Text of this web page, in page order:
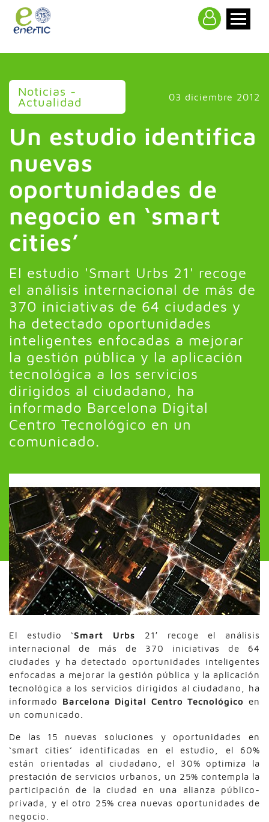
Noticias -
Actualidad 03 diciembre 2012
Un estudio identifica
nuevas
oportunidades de
negocio en ‘smart
cities’
El estudio 'Smart Urbs 21' recoge
el análisis internacional de más de
370 iniciativas de 64 ciudades y
ha detectado oportunidades
inteligentes enfocadas a mejorar
la gestión pública y la aplicación
tecnológica a los servicios
dirigidos al ciudadano, ha
informado Barcelona Digital
Centro Tecnológico en un
comunicado.
El estudio ‘Smart Urbs 21′ recoge el análisis
internacional de más de 370 iniciativas de 64
ciudades y ha detectado oportunidades inteligentes
enfocadas a mejorar la gestión pública y la aplicación
tecnológica a los servicios dirigidos al ciudadano, ha
informado
Barcelona Digital Centro Tecnológico en
un comunicado.
De las 15 nuevas soluciones y oportunidades en
‘smart cities’ identificadas en el estudio, el 60%
están orientadas al ciudadano, el 30% optimiza la
prestación de servicios urbanos, un 25% contempla la
participación de la ciudad en una alianza público-
privada, y el otro 25% crea nuevas oportunidades de
negocio.